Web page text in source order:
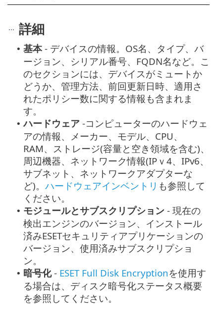
詳細
• 基本 - デバイスの情報。OS名、タイプ、バ
ージョン、シリアル番号、FQDN名など。こ
のセクションには、デバイスがミュートか
どうか、管理方法、前回更新日時、適用さ
れたポリシー数に関する情報も含まれま
す。
• ハードウェア -コンピューターのハードウェ
アの情報、メーカー、モデル、CPU、
RAM、ストレージ(容量と空き領域を含む)、
周辺機器、ネットワーク情報(IPｖ4、IPv6、
サブネット、ネットワークアダプターな
ど)。 ハードウェアインベントリ も参照して
ください。
• モジュールとサブスクリプション - 現在の
検出エンジンのバージョン、インストール
済みESETセキュリティアプリケーションの
バージョン、使用済みサブスクリプショ
ン。
• 暗号化- ESET Full Disk Encryptionを使用す
る場合は、ディスク暗号化ステータス概要
を参照してください。